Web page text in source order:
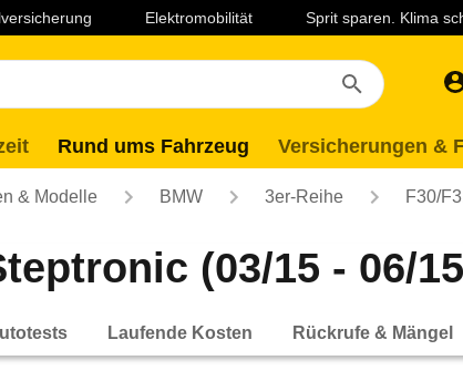
Elektromobilität Sprit sparen. Klima
Rund ums Fahrzeug Versicherungen &
& Modelle BMW 3er-Reihe F30/
(03/15 - 06/
Laufende Kosten Rückrufe & Mängel